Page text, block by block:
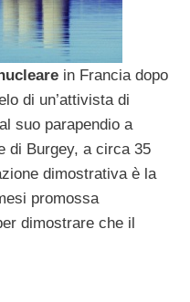
in Francia dopo
di un’attivista di
suo parapendio a
di Burgey, a circa 35
dimostrativa è la
promossa
dimostrare che il